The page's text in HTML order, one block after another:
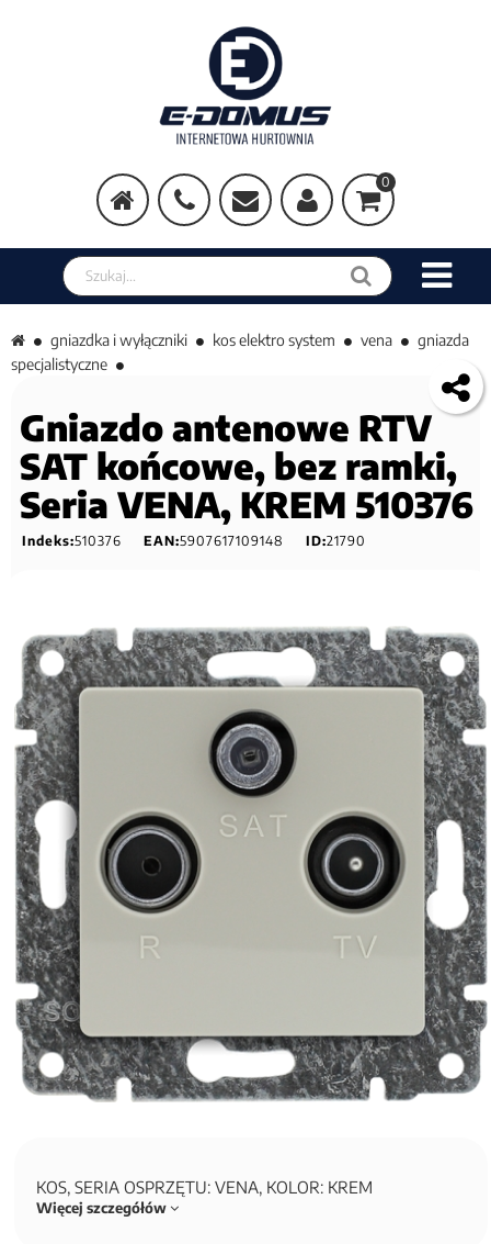
0
Szukaj w sklepie
gniazdka i wyłączniki kos elektro system vena
gniazda
specjalistyczne
Gniazdo antenowe RTV
SAT końcowe, bez ramki,
Seria VENA, KREM 510376
Indeks:510376 EAN:5907617109148 ID:21790
KOS, SERIA OSPRZĘTU: VENA, KOLOR: KREM
Więcej szczegółów